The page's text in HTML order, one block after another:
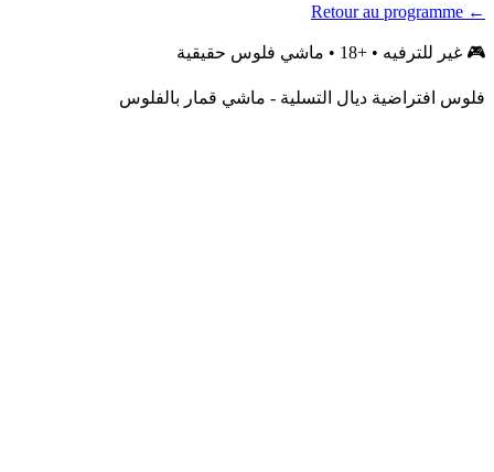
← Retour au programme
🎮 غير للترفيه • +18 • ماشي فلوس حقيقية
فلوس افتراضية ديال التسلية - ماشي قمار بالفلوس